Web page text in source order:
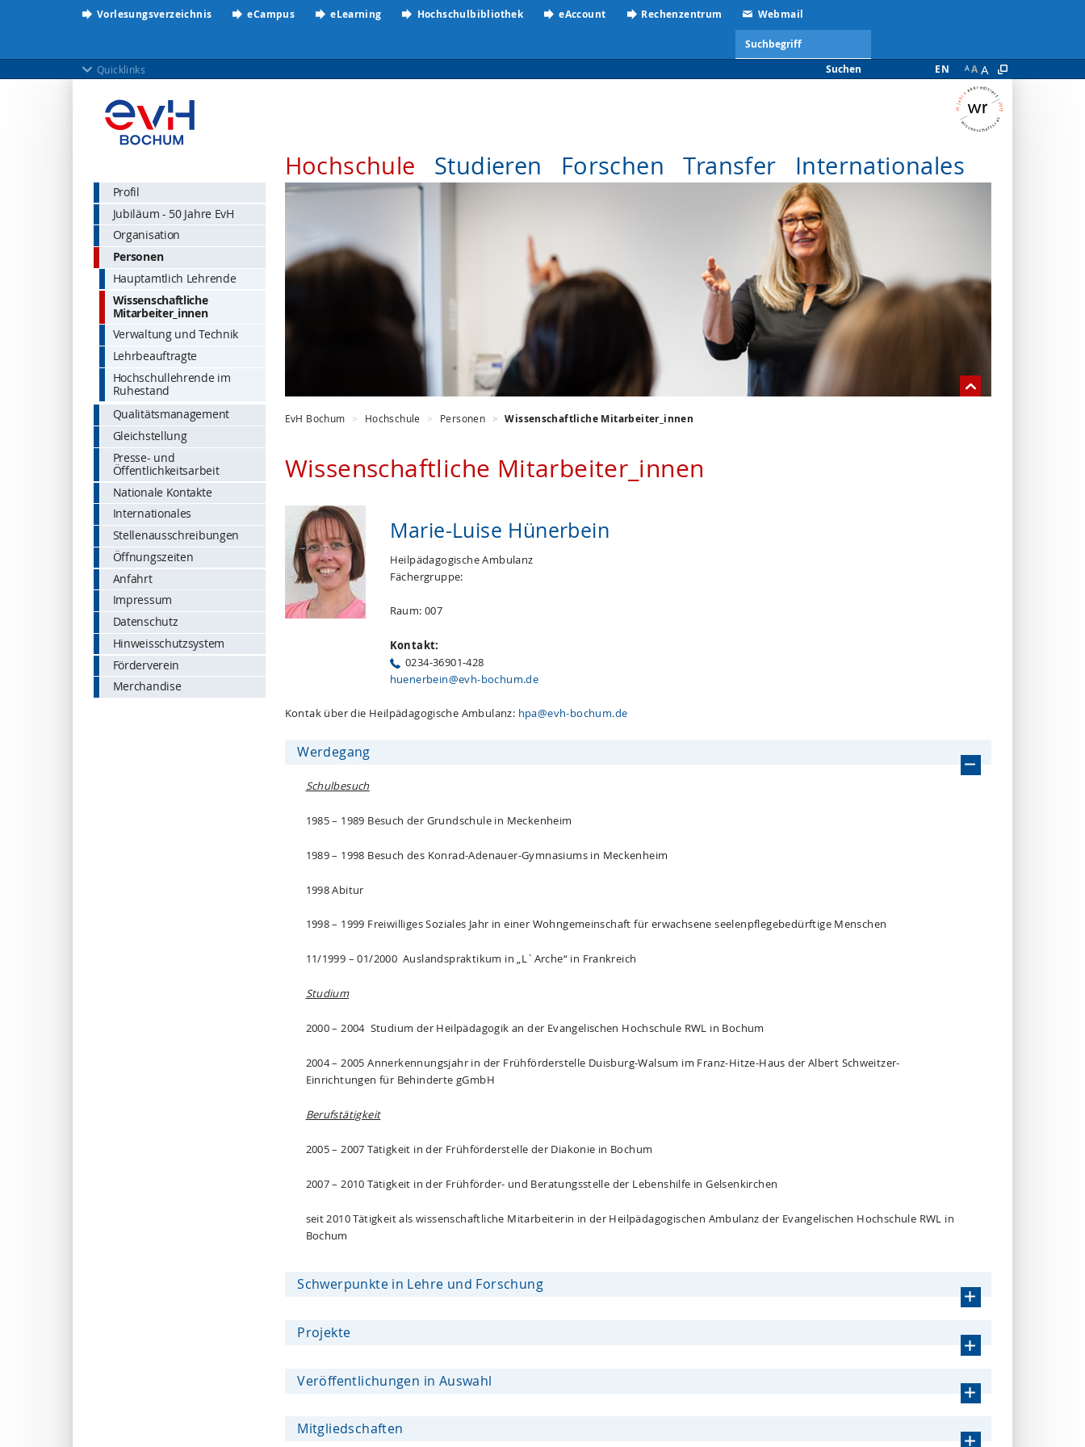
Vorlesungsverzeichnis eCampus eLearning Hochschulbibliothek eAccount Rechenzentrum Webmail
Suchen
Quicklinks EN A A A
Hochschule Studieren Forschen Transfer Internationales
Profil
Jubiläum - 50 Jahre EvH
Organisation
Personen
Hauptamtlich Lehrende
Wissenschaftliche
Mitarbeiter_innen
Verwaltung und Technik
Lehrbeauftragte
Hochschullehrende im
Ruhestand
Qualitätsmanagement
Gleichstellung
Presse- und
Öffentlichkeitsarbeit
Nationale Kontakte
Internationales
Stellenausschreibungen
Öffnungszeiten
Anfahrt
Impressum
Datenschutz
Hinweisschutzsystem
Förderverein
Merchandise
EvH Bochum Hochschule Personen Wissenschaftliche Mitarbeiter_innen
Wissenschaftliche Mitarbeiter_innen
Marie-Luise Hünerbein
Heilpädagogische Ambulanz
Fächergruppe:
Raum: 007
Kontakt:
0234-36901-428
huenerbein@evh-bochum.de
Kontak über die Heilpädagogische Ambulanz: hpa@evh-bochum.de
Werdegang
Schulbesuch
1985 – 1989 Besuch der Grundschule in Meckenheim
1989 – 1998 Besuch des Konrad-Adenauer-Gymnasiums in Meckenheim
1998 Abitur
1998 – 1999 Freiwilliges Soziales Jahr in einer Wohngemeinschaft für erwachsene seelenpflegebedürftige Menschen
11/1999 – 01/2000 Auslandspraktikum in „L`Arche“ in Frankreich
Studium
2000 – 2004 Studium der Heilpädagogik an der Evangelischen Hochschule RWL in Bochum
2004 – 2005 Annerkennungsjahr in der Frühförderstelle Duisburg-Walsum im Franz-Hitze-Haus der Albert Schweitzer-
Einrichtungen für Behinderte gGmbH
Berufstätigkeit
2005 – 2007 Tätigkeit in der Frühförderstelle der Diakonie in Bochum
2007 – 2010 Tätigkeit in der Frühförder- und Beratungsstelle der Lebenshilfe in Gelsenkirchen
seit 2010 Tätigkeit als wissenschaftliche Mitarbeiterin in der Heilpädagogischen Ambulanz der Evangelischen Hochschule RWL in
Bochum
Schwerpunkte in Lehre und Forschung
Projekte
Veröffentlichungen in Auswahl
Mitgliedschaften